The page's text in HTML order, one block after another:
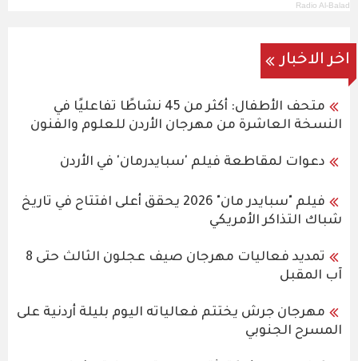
Radio Al-Balad
اخر الاخبار
متحف الأطفال: أكثر من 45 نشاطًا تفاعليًا في
النسخة العاشرة من مهرجان الأردن للعلوم والفنون
دعوات لمقاطعة فيلم 'سبايدرمان' في الأردن
فيلم "سبايدر مان" 2026 يحقق أعلى افتتاح في تاريخ
شباك التذاكر الأمريكي
تمديد فعاليات مهرجان صيف عجلون الثالث حتى 8
آب المقبل
مهرجان جرش يختتم فعالياته اليوم بليلة أردنية على
المسرح الجنوبي